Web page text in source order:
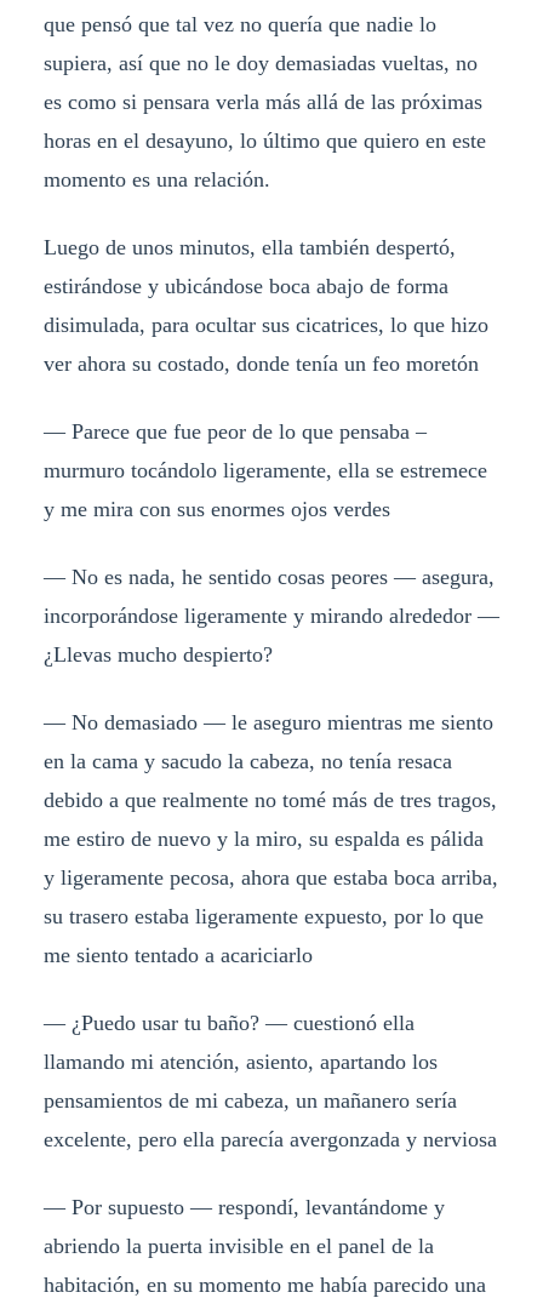
que pensó que tal vez no quería que nadie lo
supiera, así que no le doy demasiadas vueltas, no
es como si pensara verla más allá de las próximas
horas en el desayuno, lo último que quiero en este
momento es una relación.
Luego de unos minutos, ella también despertó,
estirándose y ubicándose boca abajo de forma
disimulada, para ocultar sus cicatrices, lo que hizo
ver ahora su costado, donde tenía un feo moretón
— Parece que fue peor de lo que pensaba –
murmuro tocándolo ligeramente, ella se estremece
y me mira con sus enormes ojos verdes
— No es nada, he sentido cosas peores — asegura,
incorporándose ligeramente y mirando alrededor —
¿Llevas mucho despierto?
— No demasiado — le aseguro mientras me siento
en la cama y sacudo la cabeza, no tenía resaca
debido a que realmente no tomé más de tres tragos,
me estiro de nuevo y la miro, su espalda es pálida
y ligeramente pecosa, ahora que estaba boca arriba,
su trasero estaba ligeramente expuesto, por lo que
me siento tentado a acariciarlo
— ¿Puedo usar tu baño? — cuestionó ella
llamando mi atención, asiento, apartando los
pensamientos de mi cabeza, un mañanero sería
excelente, pero ella parecía avergonzada y nerviosa
— Por supuesto — respondí, levantándome y
abriendo la puerta invisible en el panel de la
habitación, en su momento me había parecido una